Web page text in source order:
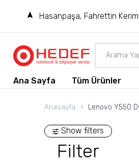
Hasanpaşa, Fahrettin
Ana Sayfa Tüm Ürünler
Anasayfa Lenovo Y550
Show filters
Filter